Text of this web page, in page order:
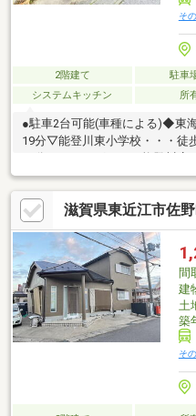
そ
2階建て 駐車
システムキッチン
所
●駐車2台可能(車種による)◆東
19分▽能登川東小学校・・・徒
店・・・徒歩17分▼フレンドマ
工房水口店■どんな些細なご相
ってお受けいします。皆様から
ております。
滋賀県東近江市佐
間
建
土
築
そ